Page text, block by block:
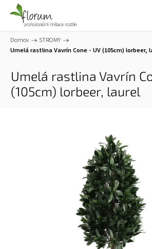
Domov / STROMY /
Umelá rastlina Vavrín Cone - UV (105cm)lorbeer,
Umelá rastlina Vavrín
(105cm) lorbeer, laurel